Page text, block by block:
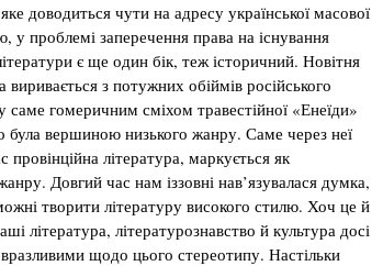
доводиться чути на адресу української масової
у проблемі заперечення права на існування
є ще один бік, теж історичний. Новітня
виривається з потужних обіймів російського
саме гомеричним сміхом травестійної «Енеїди»
була вершиною низького жанру. Саме через неї
провінційна література, маркується як
Довгий час нам іззовні нав’язувалася думка,
творити літературу високого стилю. Хоч це й
література, літературознавство й культура досі
щодо цього стереотипу. Настільки